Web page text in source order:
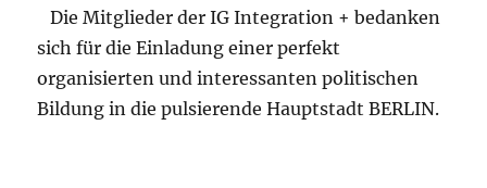
Die Mitglieder der IG Integration + bedanken
sich für die Einladung einer perfekt
organisierten und interessanten politischen
Bildung in die pulsierende Hauptstadt BERLIN.